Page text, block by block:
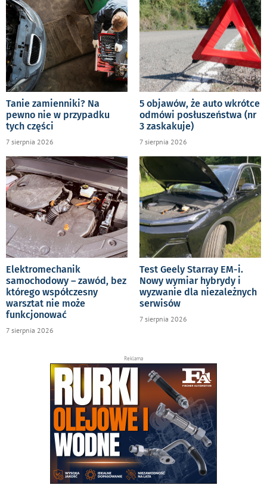
Tanie zamienniki? Na
pewno nie w przypadku
tych części
7 sierpnia 2026
5 objawów, że auto wkrótce
odmówi posłuszeństwa (nr
3 zaskakuje)
7 sierpnia 2026
Elektromechanik
samochodowy – zawód, bez
którego współczesny
warsztat nie może
funkcjonować
7 sierpnia 2026
Test Geely Starray EM-i.
Nowy wymiar hybrydy i
wyzwanie dla niezależnych
serwisów
7 sierpnia 2026
Reklama